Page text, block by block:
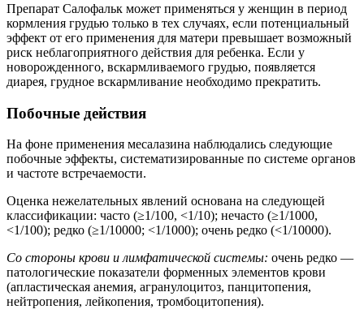
Препарат Салофальк может применяться у женщин в период
кормления грудью только в тех случаях, если потенциальный
эффект от его применения для матери превышает возможный
риск неблагоприятного действия для ребенка. Если у
новорожденного, вскармливаемого грудью, появляется
диарея, грудное вскармливание необходимо прекратить.
Побочные действия
На фоне применения месалазина наблюдались следующие
побочные эффекты, систематизированные по системе органов
и частоте встречаемости.
Оценка нежелательных явлений основана на следующей
классификации: часто (≥1/100, <1/10); нечасто (≥1/1000,
<1/100); редко (≥1/10000; <1/1000); очень редко (<1/10000).
Со стороны крови и лимфатической системы: очень редко —
патологические показатели форменных элементов крови
(апластическая анемия, агранулоцитоз, панцитопения,
нейтропения, лейкопения, тромбоцитопения).